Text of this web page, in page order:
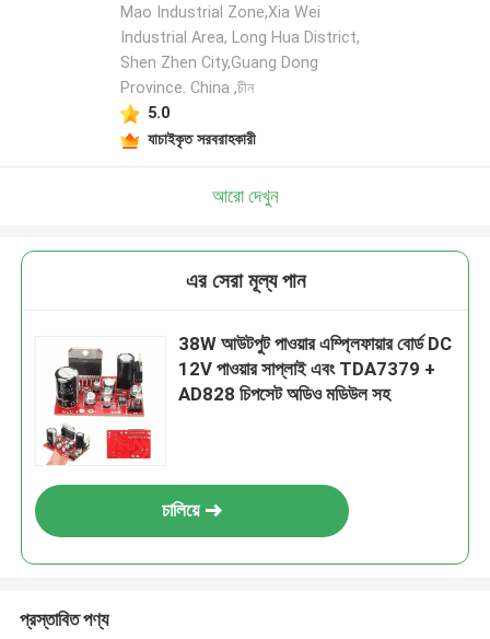
Mao Industrial Zone,Xia Wei
Industrial Area, Long Hua District,
Shen Zhen City,Guang Dong
Province. China ,চীন
5.0
যাচাইকৃত সরবরাহকারী
আরো দেখুন
এর সেরা মূল্য পান
38W আউটপুট পাওয়ার এম্প্লিফায়ার বোর্ড DC
12V পাওয়ার সাপ্লাই এবং TDA7379 +
AD828 চিপসেট অডিও মডিউল সহ
চালিয়ে
প্রস্তাবিত পণ্য